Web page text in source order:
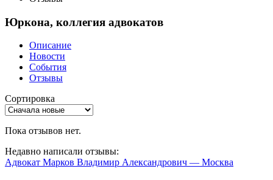
Юркона, коллегия адвокатов
Описание
Новости
События
Отзывы
Сортировка
Пока отзывов нет.
Недавно написали отзывы:
Адвокат Марков Владимир Александрович — Москва